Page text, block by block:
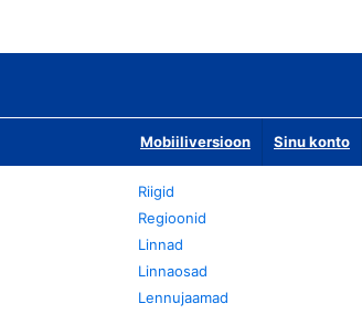
Mobiiliversioon Sinu konto
Riigid
Regioonid
Linnad
Linnaosad
Lennujaamad